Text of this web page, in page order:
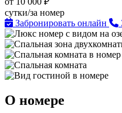
сутки/за номер
Забронировать онлайн
О номере